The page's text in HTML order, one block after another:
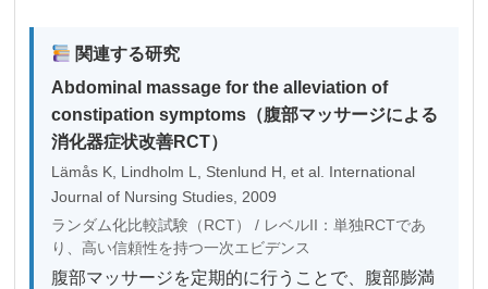
関連する研究
Abdominal massage for the alleviation of
constipation symptoms（腹部マッサージによる
消化器症状改善RCT）
Lämås K, Lindholm L, Stenlund H, et al. International
Journal of Nursing Studies, 2009
ランダム化比較試験（RCT） / レベルII：単独RCTであ
り、高い信頼性を持つ一次エビデンス
腹部マッサージを定期的に行うことで、腹部膨満